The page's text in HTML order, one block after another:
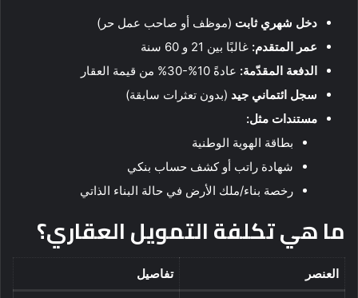
دخل شهري ثابت (موظف أو صاحب عمل حر)
عمر المتقدم: غالبًا بين 21 و 60 سنة
الدفعة المقدّمة: عادةً 10%-30% من قيمة العقار
سجل ائتماني جيد (بدون تعثرات سابقة)
مستندات مثل:
بطاقة الهوية الوطنية
شهادة راتب أو كشف حساب بنكي
رخصة بناء/ملك الأرض في حالة البناء الذاتي
ما هي تكلفة التمويل العقاري؟
العنصر تفاصيل